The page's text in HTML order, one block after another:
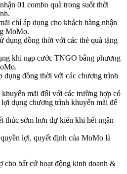
01 combo quà trong suốt thời
chỉ áp dụng cho khách hàng nhận
MoMo.
dụng đồng thời với các thẻ quà tặng
khi nạp cước TNGO bằng phương
dụng đồng thời với các chương trình
mãi đối với các trường hợp có
dụng chương trình khuyến mãi để
thúc sớm hơn dự kiến khi hết ngân
lợi, quyết định của MoMo là
cho bất cứ hoạt động kinh doanh &